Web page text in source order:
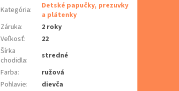
Kategória:
Detské papučky, prezuvky
a plátenky
Záruka:
2 roky
Veľkosť:
22
Šírka
chodidla:
stredné
Farba:
ružová
Pohlavie:
dievča